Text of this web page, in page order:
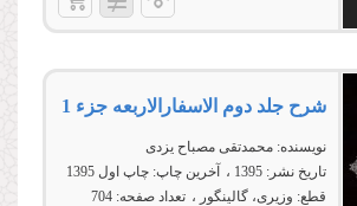
شرح جلد دوم الاسفارالاربعه جزء 1
نویسنده: محمدتقی مصباح یزدی
تاریخ نشر: 1395 آخرین چاپ: چاپ اول 1395
قطع: وزیری، گالینگور تعداد صفحه: 704